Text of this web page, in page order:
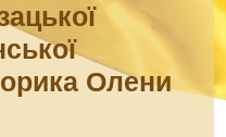
Олени